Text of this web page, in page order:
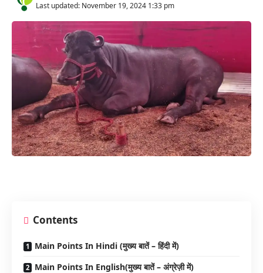
Last updated: November 19, 2024 1:33 pm
Contents
Main Points In Hindi (मुख्य बातें – हिंदी में)
Main Points In English(मुख्य बातें – अंग्रेज़ी में)